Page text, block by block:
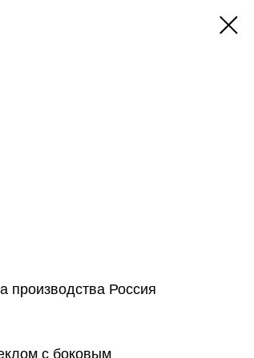
производства Россия
с боковым